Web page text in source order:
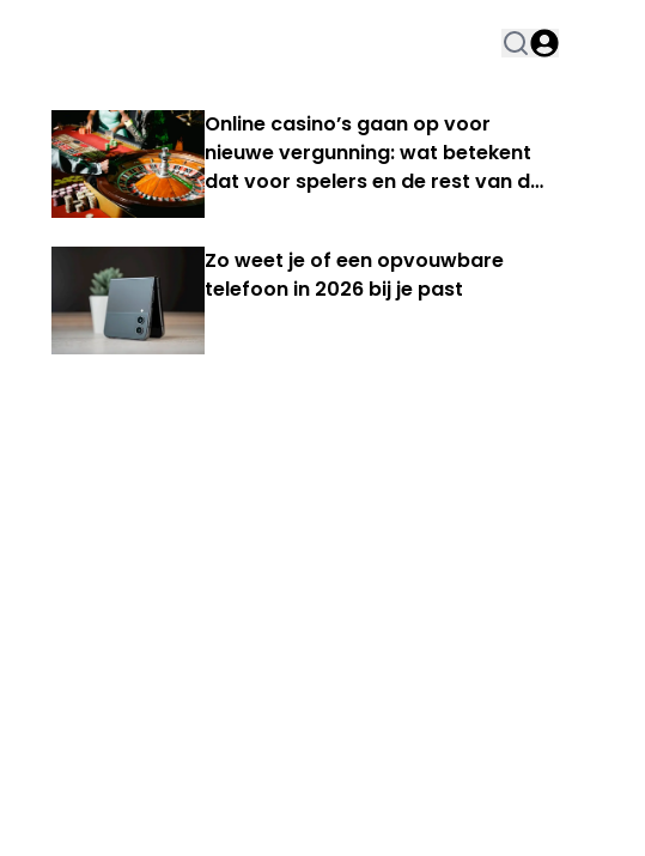
Online casino’s gaan op voor
nieuwe vergunning: wat betekent
dat voor spelers en de rest van de
Zo weet je of een opvouwbare
telefoon in 2026 bij je past